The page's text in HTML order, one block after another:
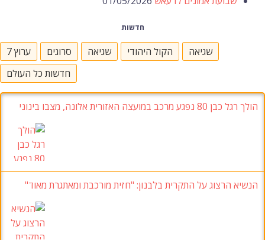
חדשות
ערוץ 7 סרוגים שגיאה הקול היהודי
שגיאה
חדשות כל העולם
הולך רגל כבן 80 נפגע מרכב במועצה האזורית אלונה, מצבו בינוני
הנשיא הרצוג על התקרית בלבנון: "חזית מורכבת ומאתגרת מאוד"